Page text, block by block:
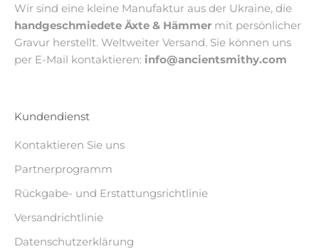
Wir sind eine kleine Manufaktur aus der Ukraine, die
handgeschmiedete Äxte & Hämmer mit persönlicher
Gravur herstellt. Weltweiter Versand. Sie können uns
per E-Mail kontaktieren: info@ancientsmithy.com
Kundendienst
Kontaktieren Sie uns
Partnerprogramm
Rückgabe- und Erstattungsrichtlinie
Versandrichtlinie
Datenschutzerklärung